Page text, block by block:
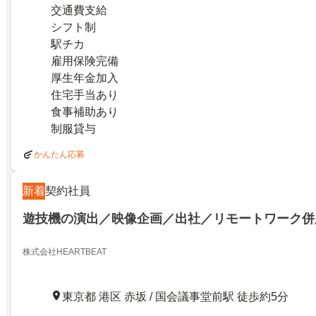
交通費支給
シフト制
駅チカ
雇用保険完備
厚生年金加入
住宅手当あり
食事補助あり
制服貸与
かんたん応募
新着契約社員
遊技機の演出／映像企画／出社／リモートワーク
株式会社HEARTBEAT
東京都 港区 赤坂 / 国会議事堂前駅 徒歩約5分